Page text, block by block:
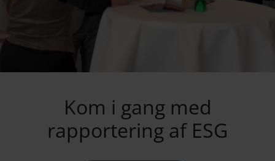
Kom i gang med
rapportering af ESG